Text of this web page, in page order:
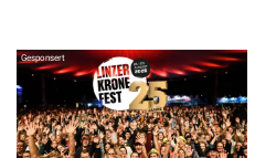
Gesponsert